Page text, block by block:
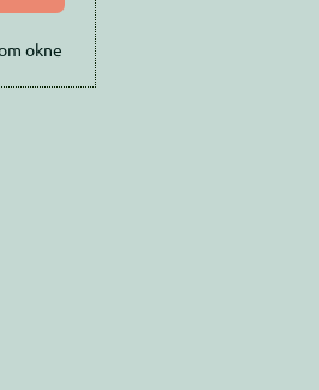
okne